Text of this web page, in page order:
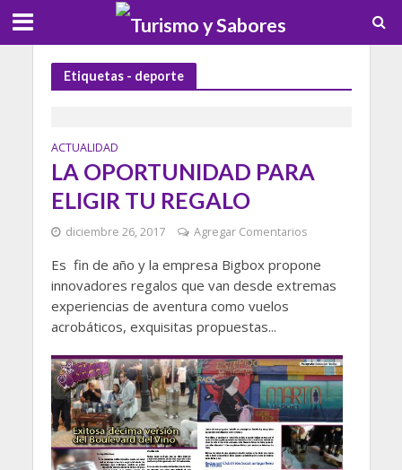
Etiquetas - deporte
ACTUALIDAD
LA OPORTUNIDAD PARA
ELIGIR TU REGALO
diciembre 26, 2017 Agregar Comentarios
Es fin de año y la empresa Bigbox propone
innovadores regalos que van desde extremas
experiencias de aventura como vuelos
acrobáticos, exquisitas propuestas...